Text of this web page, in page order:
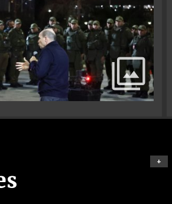
+